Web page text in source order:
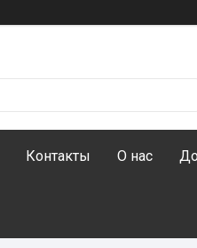
Контакты О нас